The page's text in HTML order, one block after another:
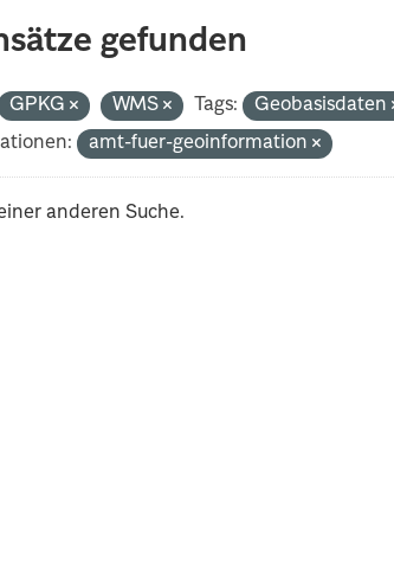
gefunden
GPKG WMS Tags:
Geobasisdaten
amt-fuer-geoinformation
anderen Suche.